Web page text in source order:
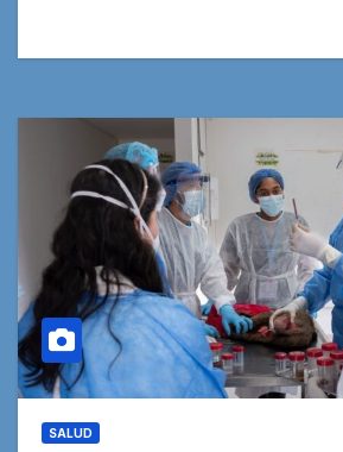
SALUD